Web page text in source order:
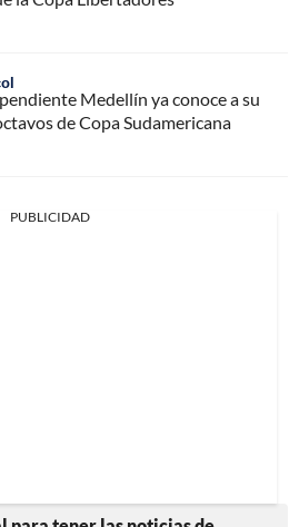
Medellín ya conoce a su
de Copa Sudamericana
PUBLICIDAD